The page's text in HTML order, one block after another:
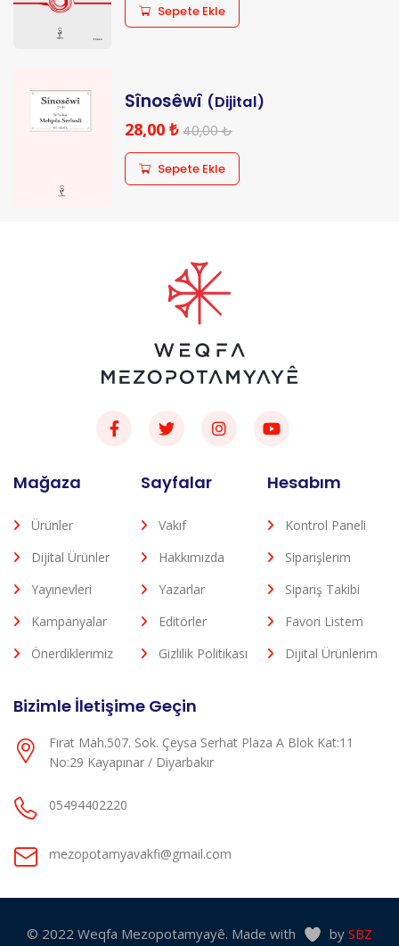
Sepete Ekle
Sînosêwî (Dijital)
28,00 ₺ 40,00 ₺
Sepete Ekle
Mağaza
Ürünler
Dijital Ürünler
Yayınevleri
Kampanyalar
Önerdiklerimiz
Sayfalar
Vakıf
Hakkımızda
Yazarlar
Editörler
Gizlilik Politikası
Hesabım
Kontrol Paneli
Siparişlerim
Sipariş Takibi
Favori Listem
Dijital Ürünlerim
Bizimle İletişime Geçin
Fırat Mah.507. Sok. Çeysa Serhat Plaza A Blok Kat:11
No:29 Kayapınar / Diyarbakır
05494402220
mezopotamyavakfi@gmail.com
© 2022 Weqfa Mezopotamyayê. Made with by SBZ